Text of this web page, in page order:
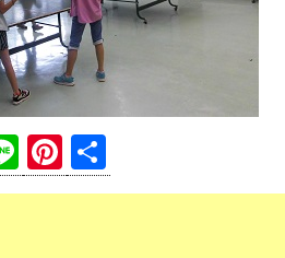
Li
n
Pi
nt 有